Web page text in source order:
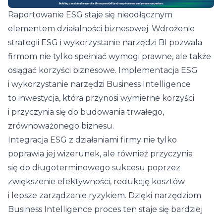
Raportowanie ESG staje się nieodłącznym
elementem działalności biznesowej. Wdrożenie
strategii ESG i wykorzystanie narzędzi BI pozwala
firmom nie tylko spełniać wymogi prawne, ale także
osiągać korzyści biznesowe. Implementacja ESG
i wykorzystanie narzędzi Business Intelligence
to inwestycja, która przynosi wymierne korzyści
i przyczynia się do budowania trwałego,
zrównoważonego biznesu.
Integracja ESG z działaniami firmy nie tylko
poprawia jej wizerunek, ale również przyczynia
się do długoterminowego sukcesu poprzez
zwiększenie efektywności, redukcję kosztów
i lepsze zarządzanie ryzykiem. Dzięki narzędziom
Business Intelligence proces ten staje się bardziej